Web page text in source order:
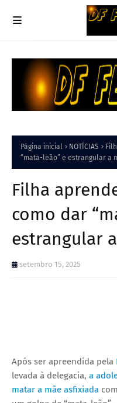
Página inicial NOTÍCIAS
“mata-leão” e estrangular a
Filha
como dar
estrangular
setembro 15, 2025
Após ser apreendida pela
levada à delegacia, a
matar a mãe asfixiada